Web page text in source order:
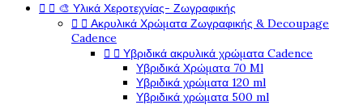
  🎨 Υλικά Χεροτεχνίας- Ζωγραφικής
  Ακρυλικά Χρώματα Ζωγραφικής & Decoupage
Cadence
  Υβριδικά ακρυλικά χρώματα Cadence
Υβριδικά Χρώματα 70 Ml
Υβριδικά χρώματα 120 ml
Υβριδικά χρώματα 500 ml